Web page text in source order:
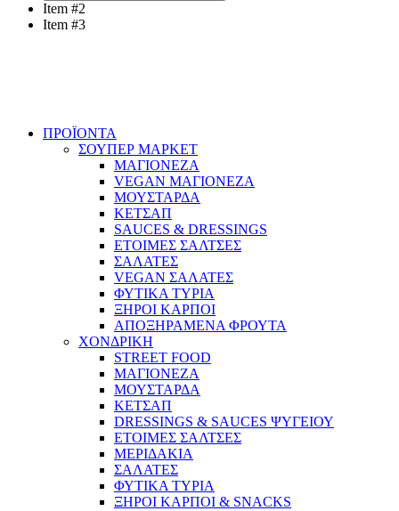
Item #2
Item #3
ΠΡΟΪΟΝΤΑ
ΣΟΥΠΕΡ ΜΑΡΚΕΤ
ΜΑΓΙΟΝΕΖΑ
VEGAN ΜΑΓΙΟΝΕΖΑ
ΜΟΥΣΤΑΡΔΑ
ΚΕΤΣΑΠ
SAUCES & DRESSINGS
ΕΤΟΙΜΕΣ ΣΑΛΤΣΕΣ
ΣΑΛΑΤΕΣ
VEGAN ΣΑΛΑΤΕΣ
ΦΥΤΙΚΑ ΤΥΡΙΑ
ΞΗΡΟΙ ΚΑΡΠΟΙ
ΑΠΟΞΗΡΑΜΕΝΑ ΦΡΟΥΤΑ
ΧΟΝΔΡΙΚΗ
STREET FOOD
ΜΑΓΙΟΝΕΖΑ
ΜΟΥΣΤΑΡΔΑ
ΚΕΤΣΑΠ
DRESSINGS & SAUCES ΨΥΓΕΙΟΥ
ΕΤΟΙΜΕΣ ΣΑΛΤΣΕΣ
ΜΕΡΙΔΑΚΙΑ
ΣΑΛΑΤΕΣ
ΦΥΤΙΚΑ ΤΥΡΙΑ
ΞΗΡΟΙ ΚΑΡΠΟΙ & SNACKS